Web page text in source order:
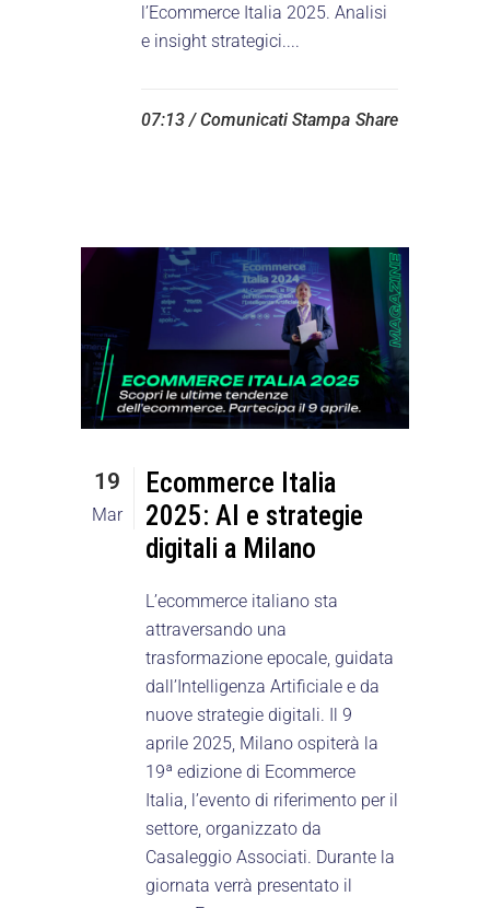
l’Ecommerce Italia 2025. Analisi
e insight strategici....
07:13 /Comunicati Stampa Share
19
Mar
Ecommerce Italia
2025: AI e strategie
digitali a Milano
L’ecommerce italiano sta
attraversando una
trasformazione epocale, guidata
dall’Intelligenza Artificiale e da
nuove strategie digitali. Il 9
aprile 2025, Milano ospiterà la
19ª edizione di Ecommerce
Italia, l’evento di riferimento per il
settore, organizzato da
Casaleggio Associati. Durante la
giornata verrà presentato il